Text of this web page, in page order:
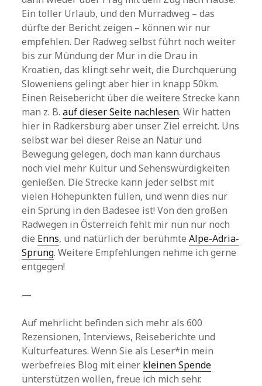
Ein toller Urlaub, und den Murradweg – das
dürfte der Bericht zeigen – können wir nur
empfehlen. Der Radweg selbst führt noch weiter
bis zur Mündung der Mur in die Drau in
Kroatien, das klingt sehr weit, die Durchquerung
Sloweniens gelingt aber hier in knapp 50km.
Einen Reisebericht über die weitere Strecke kann
man z. B.auf dieser Seite nachlesen. Wir hatten
hier in Radkersburg aber unser Ziel erreicht. Uns
selbst war bei dieser Reise an Natur und
Bewegung gelegen, doch man kann durchaus
noch viel mehr Kultur und Sehenswürdigkeiten
genießen. Die Strecke kann jeder selbst mit
vielen Höhepunkten füllen, und wenn dies nur
ein Sprung in den Badesee ist! Von den großen
Radwegen in Österreich fehlt mir nun nur noch
die Enns, und natürlich der berühmteAlpe-Adria-
Sprung. Weitere Empfehlungen nehme ich gerne
entgegen!
—
Auf mehrlicht befinden sich mehr als 600
Rezensionen, Interviews, Reiseberichte und
Kulturfeatures. Wenn Sie als Leser*in mein
werbefreies Blog mit einer kleinen Spende
unterstützen wollen, freue ich mich sehr.